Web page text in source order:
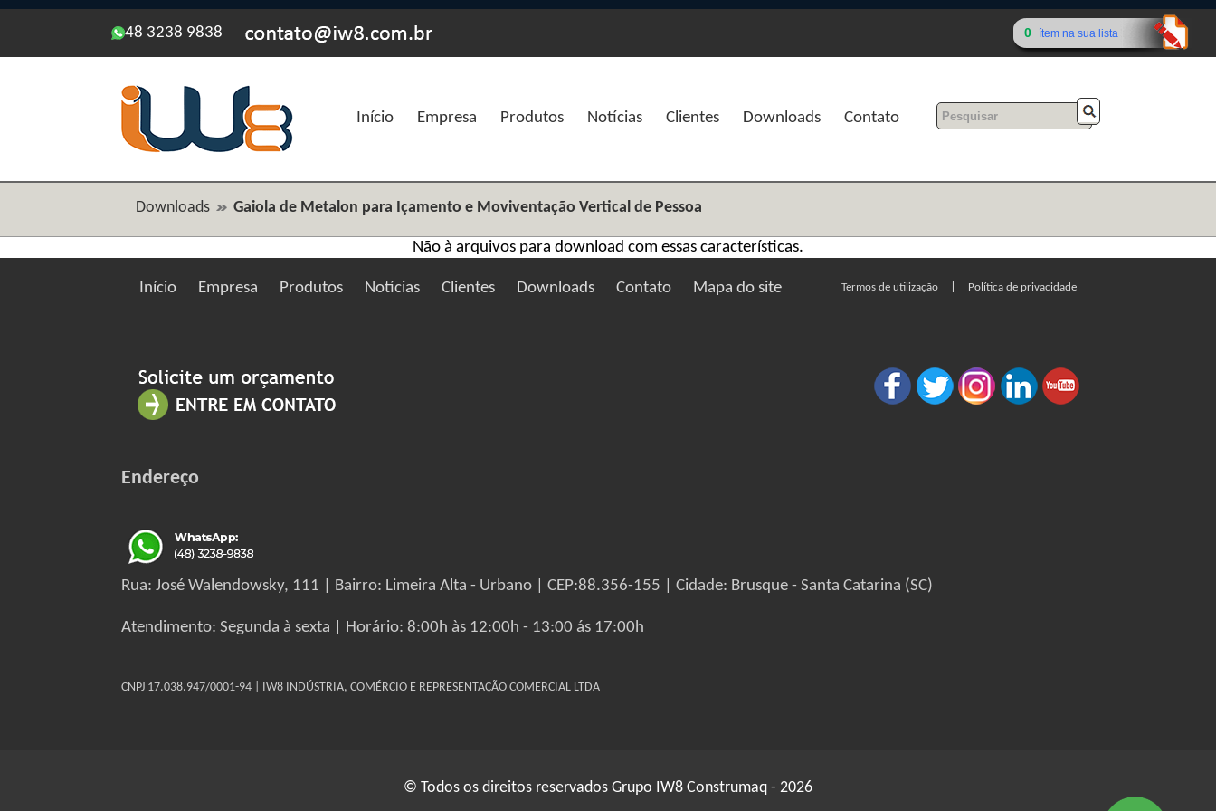
48 3238 9838 0 ítem na sua lista
Início Empresa Produtos Notícias Clientes Downloads Contato
Downloads Gaiola de Metalon para Içamento e Moviventação Vertical de Pessoa
Não à arquivos para download com essas características.
Início Empresa Produtos Notícias Clientes Downloads Contato Mapa do site Termos de utilização Política de privacidade
Endereço
Rua: José Walendowsky, 111 | Bairro: Limeira Alta - Urbano | CEP:88.356-155 | Cidade: Brusque - Santa Catarina (SC)
Atendimento: Segunda à sexta | Horário: 8:00h às 12:00h - 13:00 ás 17:00h
CNPJ 17.038.947/0001-94 | IW8 INDÚSTRIA, COMÉRCIO E REPRESENTAÇÃO COMERCIAL LTDA
© Todos os direitos reservados Grupo IW8 Construmaq - 2026